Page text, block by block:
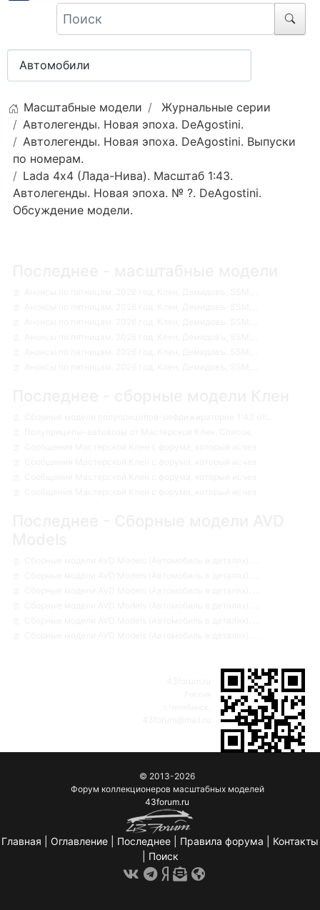
Масштабные модели
Журнальные серии
Автолегенды. Новая эпоха. DeAgostini.
Автолегенды. Новая эпоха. DeAgostini. Выпуски
по номерам.
Lada 4х4 (Лада-Нива). Масштаб 1:43.
Автолегенды. Новая эпоха. № ?. DeAgostini.
Обсуждение модели.
© 2013-2026
Форум коллекционеров масштабных моделей
43forum.ru
Главная Оглавление Последнее Правила форума
Контакты
Поиск